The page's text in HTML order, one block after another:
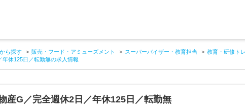
ら探す 販売・フード・アミューズメント スーパーバイザー・教育担当 教育・研修ト
年休125日／転勤無の求人情報
産G／完全週休2日／年休125日／転勤無